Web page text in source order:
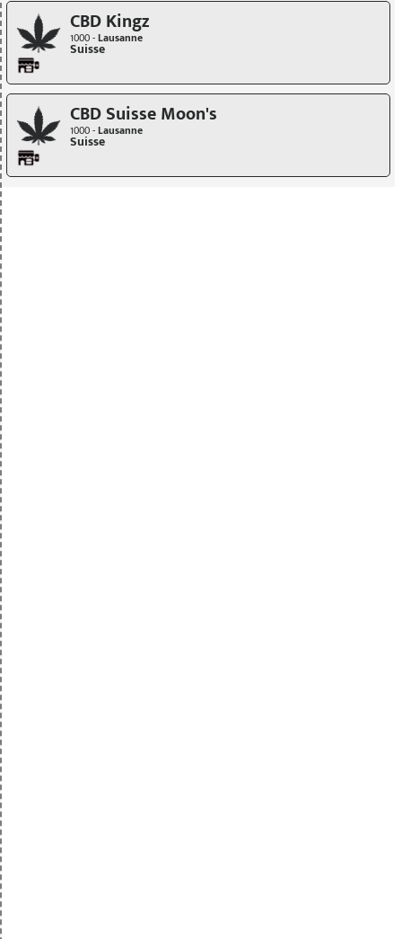
CBD Kingz
1000 -Lausanne
Suisse
CBD Suisse Moon's
1000 -Lausanne
Suisse